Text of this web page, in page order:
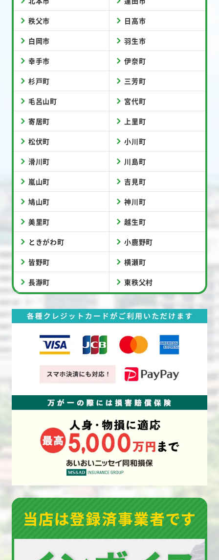
秩父市 日高市
白岡市 羽生市
幸手市 伊奈町
杉戸町 三芳町
毛呂山町 宮代町
寄居町 上里町
松伏町 小川町
滑川町 川島町
嵐山町 吉見町
鳩山町 神川町
美里町 越生町
ときがわ町 小鹿野町
皆野町 横瀬町
長瀞町 東秩父村